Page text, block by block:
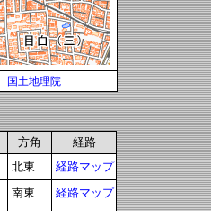
国土地理院
方角
経路
北東
経路マップ
南東
経路マップ